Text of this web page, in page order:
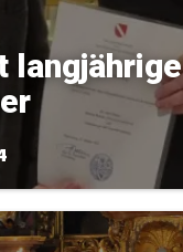
langjährige